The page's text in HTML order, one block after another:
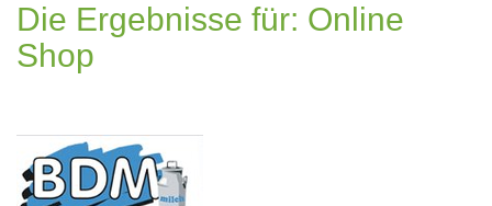
Die Ergebnisse für: Online
Shop